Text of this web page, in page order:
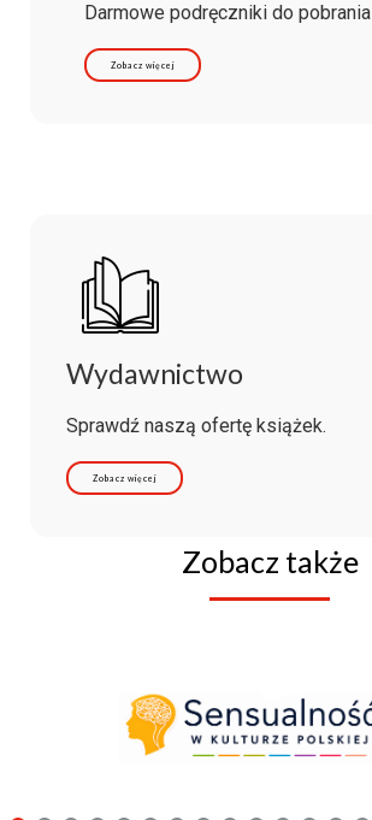
Darmowe podręczniki do pobrania
Zobacz więcej
Wydawnictwo
Sprawdź naszą ofertę książek.
Zobacz więcej
Zobacz także